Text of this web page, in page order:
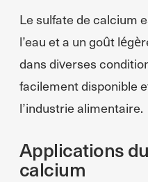
Le sulfate de calcium
l’eau et a un goût
dans diverses
facilement disponible
l’industrie alimentaire.
Applications
calcium